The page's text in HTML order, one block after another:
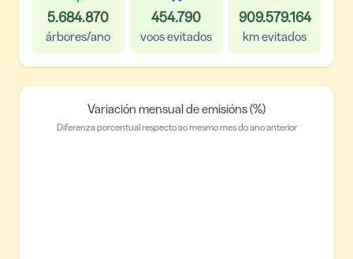
5.684.870
árbores/ano
454.790
voos evitados
909.579.164
km evitados
Variación mensual de emisións (%)
Diferenza porcentual respecto ao mesmo mes do ano anterior